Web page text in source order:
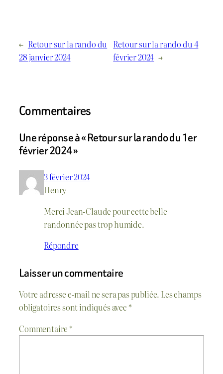
← Retour sur la rando du
28 janvier 2024
Retour sur la rando du 4
février 2024 →
Commentaires
Une réponse à « Retour sur la rando du 1er
février 2024 »
3 février 2024
Henry
Merci Jean-Claude pour cette belle
randonnée pas trop humide.
Répondre
Laisser un commentaire
Votre adresse e-mail ne sera pas publiée. Les champs
obligatoires sont indiqués avec *
Commentaire *